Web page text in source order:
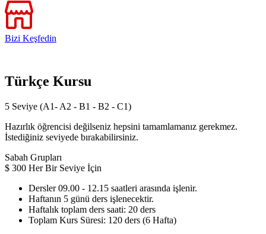
Bizi Keşfedin
Türkçe Kursu
5 Seviye (A1- A2 - B1 - B2 - C1)
Hazırlık öğrencisi değilseniz hepsini tamamlamanız gerekmez.
İstediğiniz seviyede bırakabilirsiniz.
Sabah Grupları
$ 300 Her Bir Seviye İçin
Dersler 09.00 - 12.15 saatleri arasında işlenir.
Haftanın 5 günü ders işlenecektir.
Haftalık toplam ders saati: 20 ders
Toplam Kurs Süresi: 120 ders (6 Hafta)